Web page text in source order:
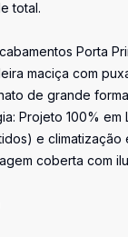
total.
Porta
maciça com
de grande
Projeto 100% em
e climatização
coberta com